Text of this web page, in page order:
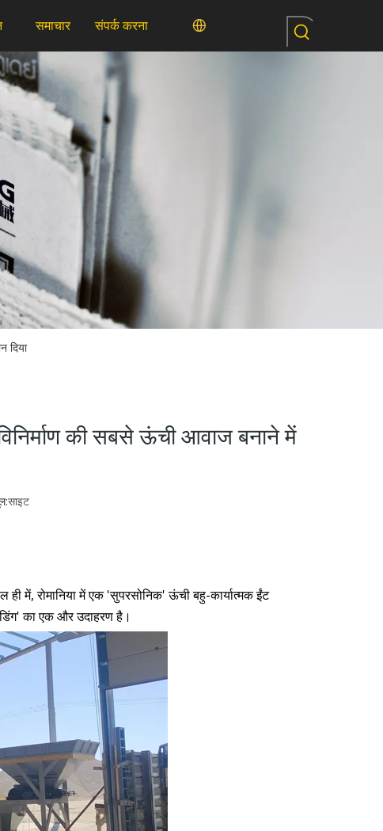
समाचार संपर्क करना
दिया
की सबसे ऊंची आवाज बनाने में
साइट
ही में, रोमानिया में एक 'सुपरसोनिक' ऊंची बहु-कार्यात्मक ईंट
का एक और उदाहरण है।